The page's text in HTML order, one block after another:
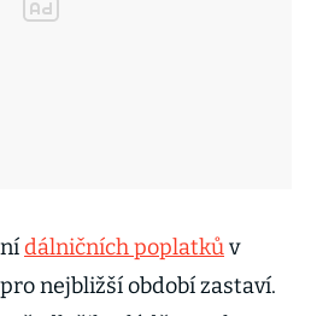
dálničních poplatkův
nejbližší období zastaví.